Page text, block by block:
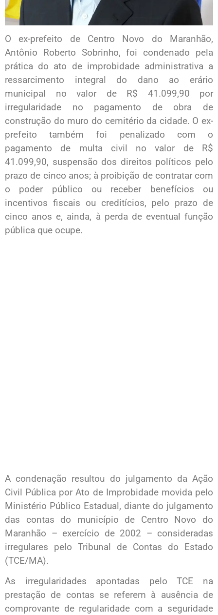
O ex-prefeito de Centro Novo do Maranhão,
Antônio Roberto Sobrinho, foi condenado pela
prática do ato de improbidade administrativa a
ressarcimento integral do dano ao erário
municipal no valor de R$ 41.099,90 por
irregularidade no pagamento de obra de
construção do muro do cemitério da cidade. O ex-
prefeito também foi penalizado com o
pagamento de multa civil no valor de R$
41.099,90, suspensão dos direitos políticos pelo
prazo de cinco anos; à proibição de contratar com
o poder público ou receber benefícios ou
incentivos fiscais ou creditícios, pelo prazo de
cinco anos e, ainda, à perda de eventual função
pública que ocupe.
A condenação resultou do julgamento da Ação
Civil Pública por Ato de Improbidade movida pelo
Ministério Público Estadual, diante do julgamento
das contas do município de Centro Novo do
Maranhão – exercício de 2002 – consideradas
irregulares pelo Tribunal de Contas do Estado
(TCE/MA).
As irregularidades apontadas pelo TCE na
prestação de contas se referem à ausência de
comprovante de regularidade com a seguridade